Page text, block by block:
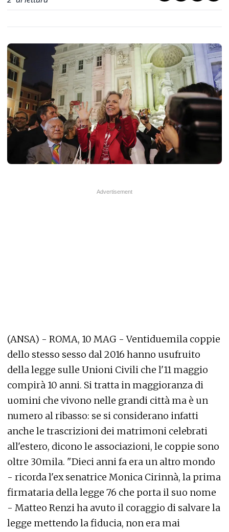
(ANSA) - ROMA, 10 MAG - Ventiduemila coppie
dello stesso sesso dal 2016 hanno usufruito
della legge sulle Unioni Civili che l'11 maggio
compirà 10 anni. Si tratta in maggioranza di
uomini che vivono nelle grandi città ma è un
numero al ribasso: se si considerano infatti
anche le trascrizioni dei matrimoni celebrati
all'estero, dicono le associazioni, le coppie sono
oltre 30mila. "Dieci anni fa era un altro mondo
- ricorda l'ex senatrice Monica Cirinnà, la prima
firmataria della legge 76 che porta il suo nome
- Matteo Renzi ha avuto il coraggio di salvare la
legge mettendo la fiducia, non era mai